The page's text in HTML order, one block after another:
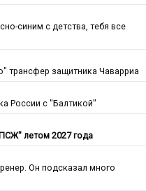
синим с детства, тебя все
трансфер защитника Чаварриа
России с "Балтикой"
летом 2027 года
Он подсказал много